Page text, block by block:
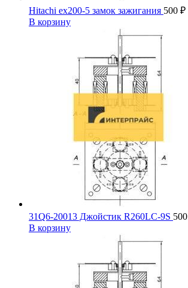
Hitachi ex200-5 замок зажигания 500 ₽
В корзину
31Q6-20013 Джойстик R260LC-9S 500
В корзину